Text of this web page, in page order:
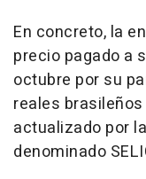
En concreto, la
precio pagado a
octubre por su
reales
actualizado por
denominado